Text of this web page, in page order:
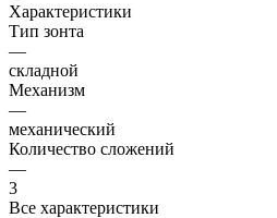
Характеристики
Тип зонта
—
складной
Механизм
—
механический
Количество сложений
—
3
Все характеристики